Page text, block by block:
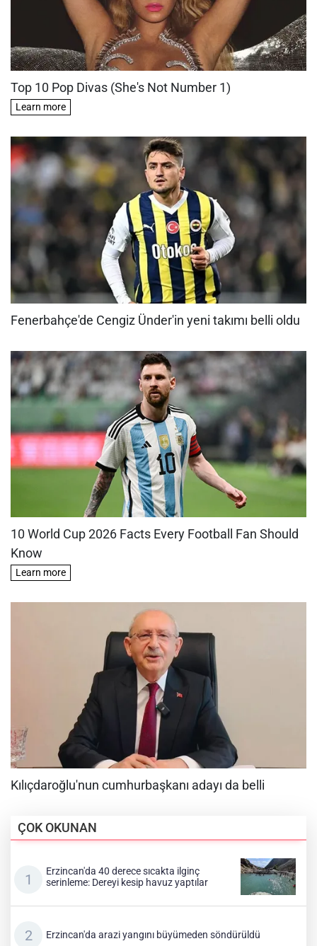
ÇOK OKUNAN
Erzincan'da 40 derece sıcakta ilginç
serinleme: Dereyi kesip havuz yaptılar
Erzincan'da arazi yangını büyümeden söndürüldü